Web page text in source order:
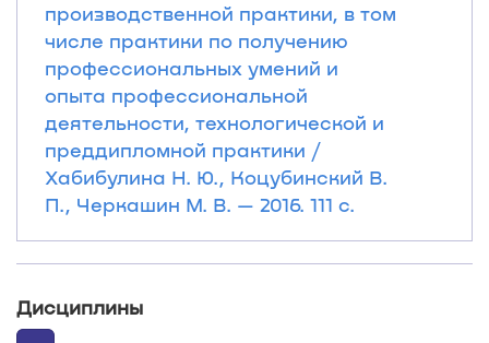
производственной практики, в том
числе практики по получению
профессиональных умений и
опыта профессиональной
деятельности, технологической и
преддипломной практики /
Хабибулина Н. Ю., Коцубинский В.
П., Черкашин М. В. — 2016. 111 с.
Дисциплины